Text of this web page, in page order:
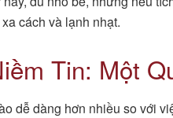
cách và lạnh nhạt.
Tin: Một
dễ dàng hơn nhiều so với